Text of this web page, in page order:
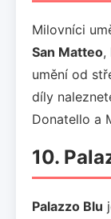
Milovníci
San Matteo,
umění od
díly
Donatello a
10.
Palazzo Blu